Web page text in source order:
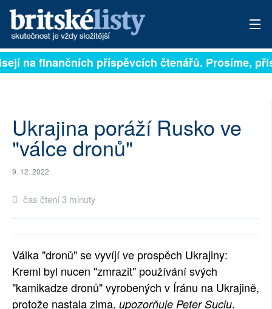
PŘIHLÁSIT
ARCHIV
ROZHOVORY
TÉMATA
NEJČTENĚJŠÍ ZA 7 DNÍ
PŘÍSPĚVKY NA PROVOZ
SOCIÁLNÍ SÍTĚ
na finančních příspěvcích čtenářů. Prosíme,
Ukrajina poráží Rusko ve
"válce dronů"
9. 12. 2022
čas čtení 3 minuty
Válka "dronů" se vyvíjí ve prospěch Ukrajiny:
Kreml byl nucen "zmrazit" používání svých
"kamikadze dronů" vyrobených v Íránu na Ukrajině,
protože nastala zima, upozorňuje Peter Suciu.